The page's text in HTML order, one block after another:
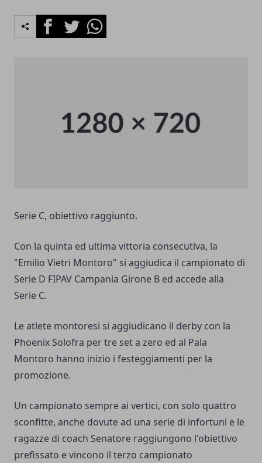
FacebookTwitterWhatsapp
Serie C, obiettivo raggiunto.
Con la quinta ed ultima vittoria consecutiva, la
"Emilio Vietri Montoro" si aggiudica il campionato di
Serie D FIPAV Campania Girone B ed accede alla
Serie C.
Le atlete montoresi si aggiudicano il derby con la
Phoenix Solofra per tre set a zero ed al Pala
Montoro hanno inizio i festeggiamenti per la
promozione.
Un campionato sempre ai vertici, con solo quattro
sconfitte, anche dovute ad una serie di infortuni e le
ragazze di coach Senatore raggiungono l'obiettivo
prefissato e vincono il terzo campionato